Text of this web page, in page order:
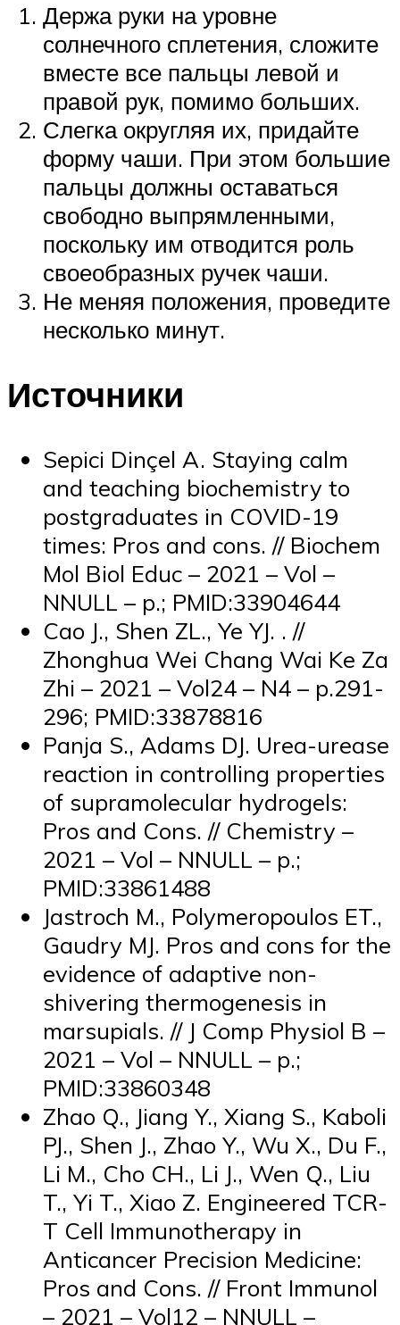
Держа руки на уровне
солнечного сплетения, сложите
вместе все пальцы левой и
правой рук, помимо больших.
Слегка округляя их, придайте
форму чаши. При этом большие
пальцы должны оставаться
свободно выпрямленными,
поскольку им отводится роль
своеобразных ручек чаши.
Не меняя положения, проведите
несколько минут.
Источники
Sepici Dinçel A. Staying calm
and teaching biochemistry to
postgraduates in COVID-19
times: Pros and cons. // Biochem
Mol Biol Educ – 2021 – Vol –
NNULL – p.; PMID:33904644
Cao J., Shen ZL., Ye YJ. . //
Zhonghua Wei Chang Wai Ke Za
Zhi – 2021 – Vol24 – N4 – p.291-
296; PMID:33878816
Panja S., Adams DJ. Urea-urease
reaction in controlling properties
of supramolecular hydrogels:
Pros and Cons. // Chemistry –
2021 – Vol – NNULL – p.;
PMID:33861488
Jastroch M., Polymeropoulos ET.,
Gaudry MJ. Pros and cons for the
evidence of adaptive non-
shivering thermogenesis in
marsupials. // J Comp Physiol B –
2021 – Vol – NNULL – p.;
PMID:33860348
Zhao Q., Jiang Y., Xiang S., Kaboli
PJ., Shen J., Zhao Y., Wu X., Du F.,
Li M., Cho CH., Li J., Wen Q., Liu
T., Yi T., Xiao Z. Engineered TCR-
T Cell Immunotherapy in
Anticancer Precision Medicine:
Pros and Cons. // Front Immunol
– 2021 – Vol12 – NNULL –